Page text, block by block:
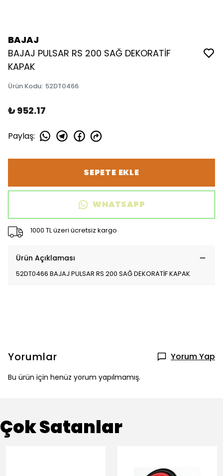
BAJAJ
BAJAJ PULSAR RS 200 SAĞ DEKORATİF
KAPAK
Ürün Kodu: 52DT0466
₺ 952.17
Paylaş:
SEPETE EKLE
WHATSAPP
1000 TL üzeri ücretsiz kargo
Ürün Açıklaması
52DT0466 BAJAJ PULSAR RS 200 SAĞ DEKORATİF KAPAK
Yorumlar Yorum Yap
Bu ürün için henüz yorum yapılmamış.
Çok Satanlar